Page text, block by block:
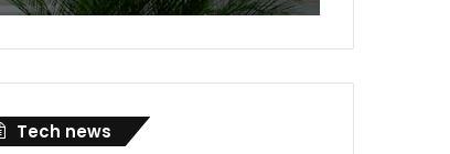
Tech news